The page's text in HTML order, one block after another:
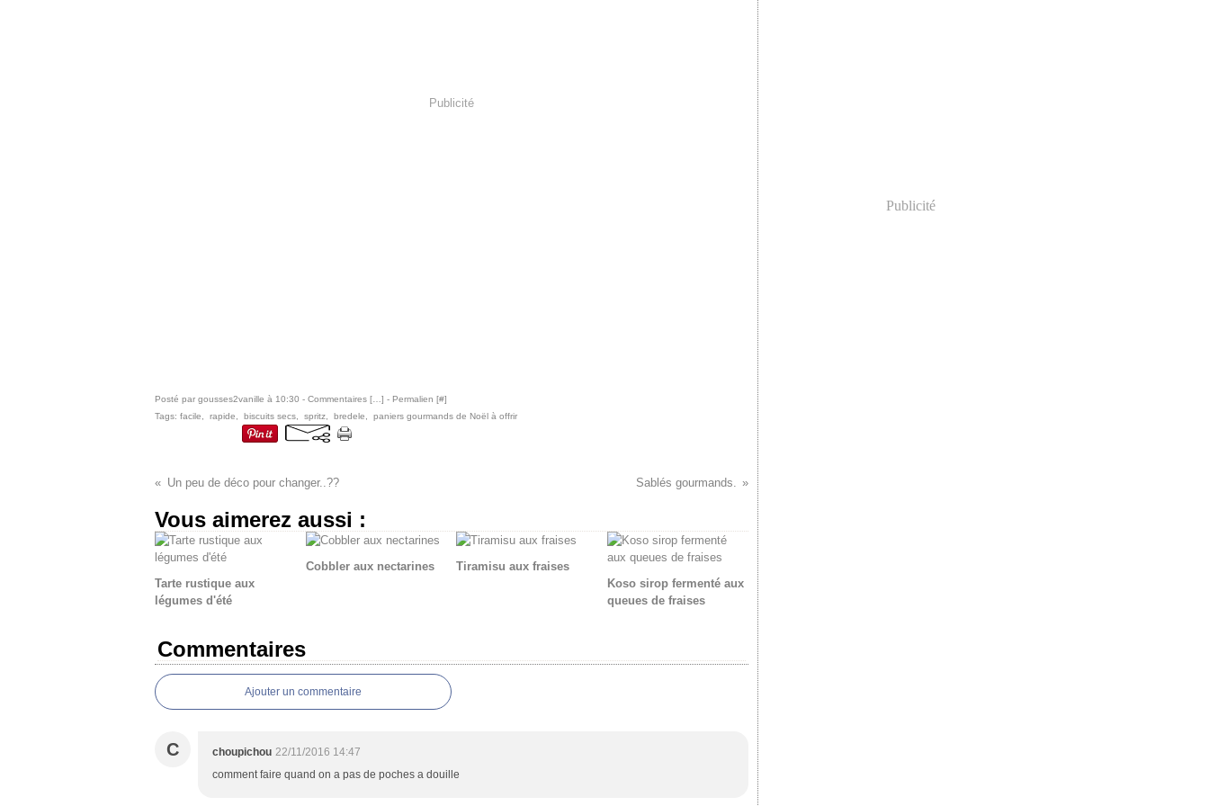
Publicité
Posté par gousses2vanille à 10:30 - Commentaires [ ] - Permalien [#]
Tags: facile rapide biscuits secs spritz bredele paniers gourmands de Noël à offrir
Un peu de déco pour changer..?? Sablés gourmands.
Vous aimerez aussi :
Tarte rustique aux
légumes d'été
Cobbler aux nectarines
Tiramisu aux fraises
Koso sirop fermenté aux
queues de fraises
Commentaires
Ajouter un commentaire
C choupichou 22/11/2016 14:47
comment faire quand on a pas de poches a douille
Publicité